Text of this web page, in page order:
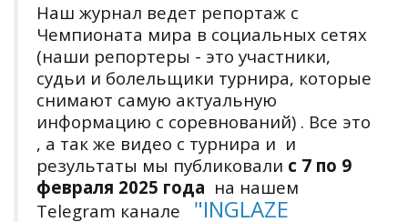
Наш журнал ведет репортаж с
Чемпионата мира в социальных сетях
(наши репортеры - это участники,
судьи и болельщики турнира, которые
снимают самую актуальную
информацию с соревнований) . Все это
, а так же видео с турнира и и
результаты мы публиковали с 7 по 9
февраля 2025 года на нашем
Telegram канале "INGLAZE